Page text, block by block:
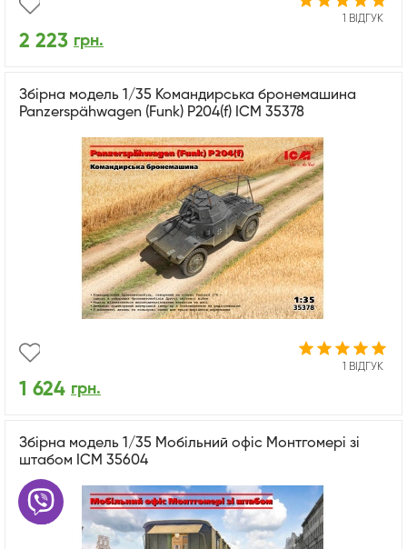
1 ВІДГУК
2 223 грн.
Збірна модель 1/35 Командирська бронемашина
Panzerspähwagen (Funk) P204(f) ICM 35378
1 ВІДГУК
1 624 грн.
Збірна модель 1/35 Мобільний офіс Монтгомері зі
штабом ICM 35604
Є питання? Задайте їх в
месенджері!